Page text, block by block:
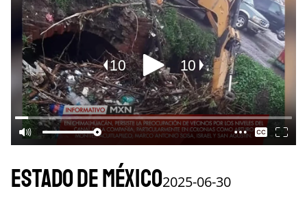
Estado de México2025-06-30